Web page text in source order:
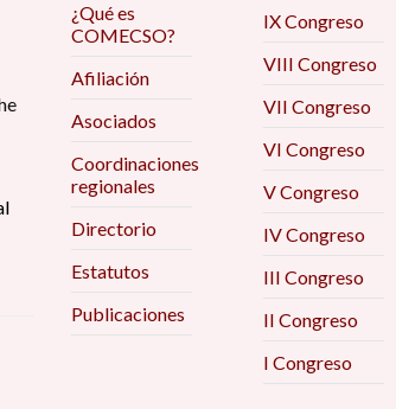
Estudios de
y Ciencias
(1)
¿Qué es
COMECSO?
Afiliación
Asociados
Coordinaciones
regionales
Directorio
Estatutos
Publicaciones
IX Congreso
VIII Congreso
VII Congreso
VI Congreso
V Congreso
IV Congreso
III Congreso
II Congreso
I Congreso